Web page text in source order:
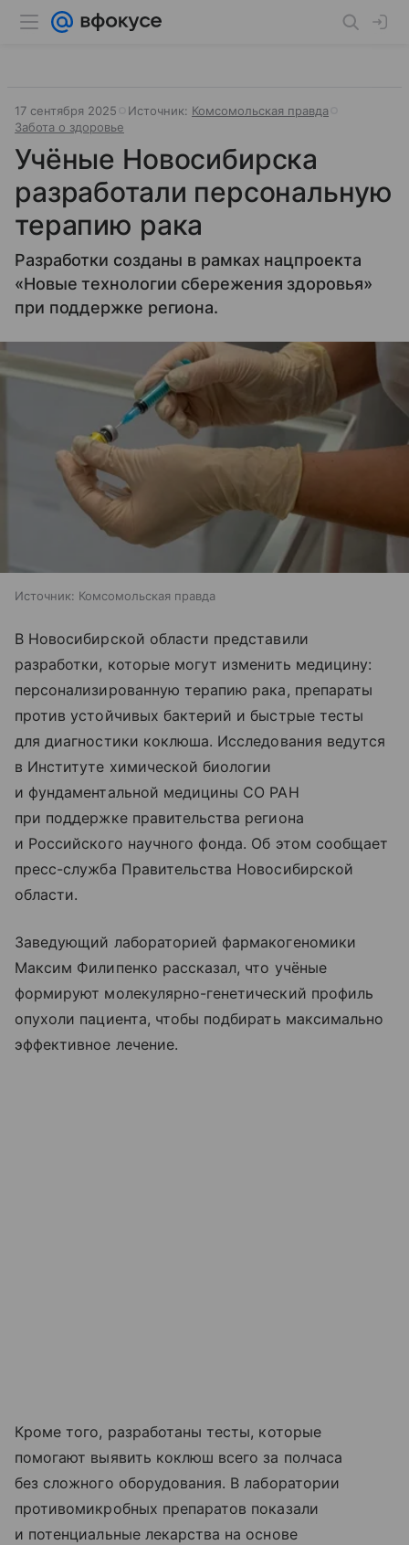
17 сентября 2025 Источник: Комсомольская правда
Забота о здоровье
Учёные Новосибирска
разработали персональную
терапию рака
Разработки созданы в рамках нацпроекта
«Новые технологии сбережения здоровья»
при поддержке региона.
Источник: Комсомольская правда
В Новосибирской области представили
разработки, которые могут изменить медицину:
персонализированную терапию рака, препараты
против устойчивых бактерий и быстрые тесты
для диагностики коклюша. Исследования ведутся
в Институте химической биологии
и фундаментальной медицины СО РАН
при поддержке правительства региона
и Российского научного фонда. Об этом сообщает
пресс-служба Правительства Новосибирской
области.
Заведующий лабораторией фармакогеномики
Максим Филипенко рассказал, что учёные
формируют молекулярно-генетический профиль
опухоли пациента, чтобы подбирать максимально
эффективное лечение.
Кроме того, разработаны тесты, которые
помогают выявить коклюш всего за полчаса
без сложного оборудования. В лаборатории
противомикробных препаратов показали
и потенциальные лекарства на основе